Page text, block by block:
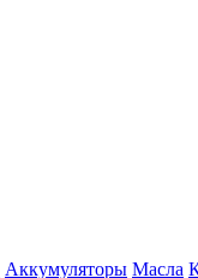
Аккумуляторы Масла